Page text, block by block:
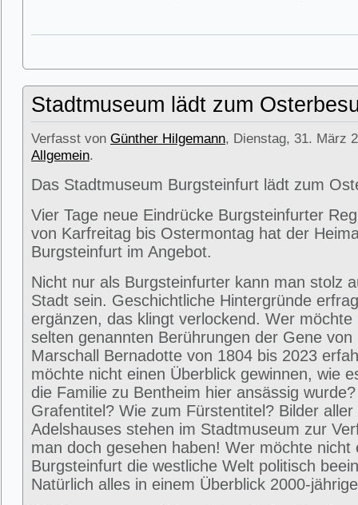
Stadtmuseum lädt zum
Verfasst von Günther Hilgemann, Dienstag, 31. März
Allgemein.
Das Stadtmuseum Burgsteinfurt lädt zum
Vier Tage neue Eindrücke Burgsteinfurter
von Karfreitag bis Ostermontag hat der
Burgsteinfurt im Angebot.
Nicht nur als Burgsteinfurter kann man stolz
Stadt sein. Geschichtliche Hintergründe
ergänzen, das klingt verlockend. Wer möchte
selten genannten Berührungen der Gene von
Marschall Bernadotte von 1804 bis 2023
möchte nicht einen Überblick gewinnen, wie
die Familie zu Bentheim hier ansässig
Grafentitel? Wie zum Fürstentitel? Bilder
Adelshauses stehen im Stadtmuseum zur
man doch gesehen haben! Wer möchte nicht
Burgsteinfurt die westliche Welt politisch
Natürlich alles in einem Überblick 2000-